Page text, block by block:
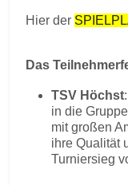
Hier der
Das
TSV Höchst
in die
mit großen
ihre Qualität
Turniersieg